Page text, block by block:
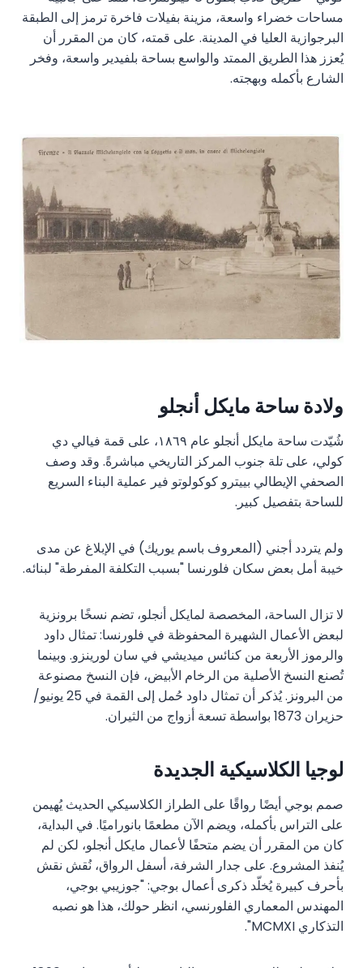
مساحات خضراء واسعة، مزينة بفيلات فاخرة ترمز إلى الطبقة
البرجوازية العليا في المدينة. على قمته، كان من المقرر أن
يُعزز هذا الطريق الممتد والواسع بساحة بلفيدير واسعة، وفخر
الشارع بأكمله وبهجته.
ولادة ساحة مايكل أنجلو
شُيّدت ساحة مايكل أنجلو عام ١٨٦٩، على قمة فيالي دي
كولي، على تلة جنوب المركز التاريخي مباشرةً. وقد وصف
الصحفي الإيطالي بييترو كوكولوتو فير عملية البناء السريع
للساحة بتفصيل كبير.
ولم يتردد أجني (المعروف باسم يوريك) في الإبلاغ عن مدى
خيبة أمل بعض سكان فلورنسا "بسبب التكلفة المفرطة" لبنائه.
لا تزال الساحة، المخصصة لمايكل أنجلو، تضم نسخًا برونزية
لبعض الأعمال الشهيرة المحفوظة في فلورنسا: تمثال داود
والرموز الأربعة من كنائس ميديشي في سان لورينزو. وبينما
تُصنع النسخ الأصلية من الرخام الأبيض، فإن النسخ مصنوعة
من البرونز. يُذكر أن تمثال داود حُمل إلى القمة في 25 يونيو/
حزيران 1873 بواسطة تسعة أزواج من الثيران.
لوجيا الكلاسيكية الجديدة
صمم بوجي أيضًا رواقًا على الطراز الكلاسيكي الحديث يُهيمن
على التراس بأكمله، ويضم الآن مطعمًا بانوراميًا. في البداية،
كان من المقرر أن يضم متحفًا لأعمال مايكل أنجلو، لكن لم
يُنفذ المشروع. على جدار الشرفة، أسفل الرواق، نُقش نقش
بأحرف كبيرة يُخلّد ذكرى أعمال بوجي: "جوزيبي بوجي،
المهندس المعماري الفلورنسي، انظر حولك، هذا هو نصبه
التذكاري MCMXI".